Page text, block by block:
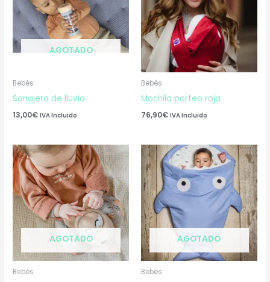
AGOTADO
Bebés
Sonajero de lluvia
13,00€ IVA Incluido
Bebés
Mochila porteo roja
76,90€ IVA Incluido
AGOTADO
Bebés
AGOTADO
Bebés